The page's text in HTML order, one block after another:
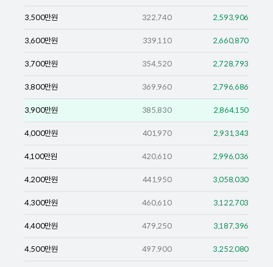
3,500만원 322,740 2,593,906
3,600만원 339,110 2,660,870
3,700만원 354,520 2,728,793
3,800만원 369,960 2,796,686
3,900만원 385,830 2,864,150
4,000만원 401,970 2,931,343
4,100만원 420,610 2,996,036
4,200만원 441,950 3,058,030
4,300만원 460,610 3,122,703
4,400만원 479,250 3,187,396
4,500만원 497,900 3,252,080